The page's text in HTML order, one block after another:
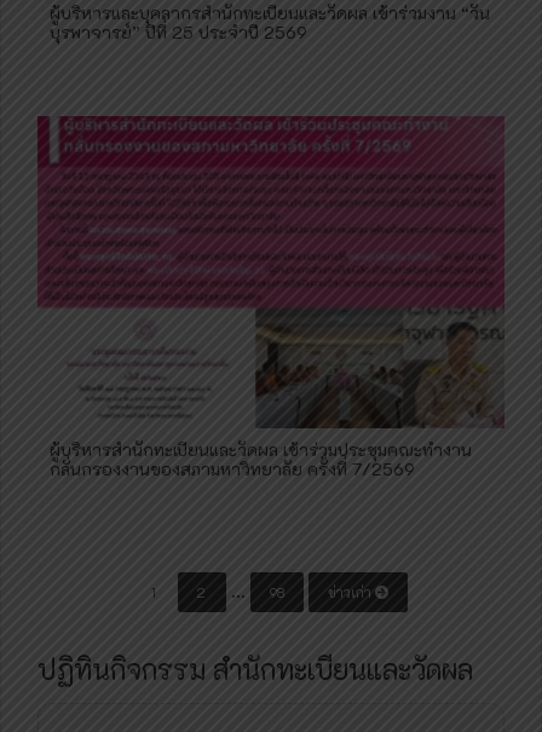
ผู้บริหารและบุคลากรสำนักทะเบียนและวัดผล เข้าร่วมงาน “วัน
บุรพาจารย์” ปีที่ 25 ประจำปี 2569
ผู้บริหารสำนักทะเบียนและวัดผล เข้าร่วมประชุมคณะทำงาน
กลั่นกรองงานของสภามหาวิทยาลัย ครั้งที่ 7/2569
s
t
1 2 … 98 ข่าวเก่า
ปฏิทินกิจกรรม สำนักทะเบียนและวัดผล